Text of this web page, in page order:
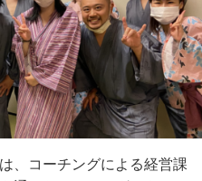
、コーチングによる経営課